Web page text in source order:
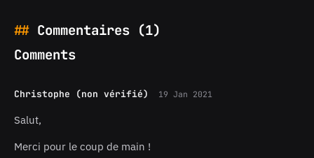
Commentaires (1)
Comments
Christophe (non vérifié) 19 Jan 2021
Salut,
Merci pour le coup de main !